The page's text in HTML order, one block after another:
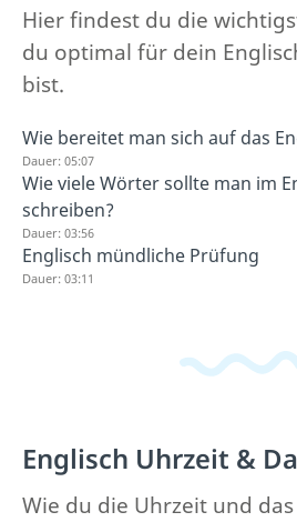
Hier findest du die
du optimal für dein
bist.
Wie bereitet man sich auf das
Dauer: 05:07
Wie viele Wörter sollte man im
schreiben?
Dauer: 03:56
Englisch mündliche Prüfung
Dauer: 03:11
Englisch Uhrzeit &
Wie du die Uhrzeit und